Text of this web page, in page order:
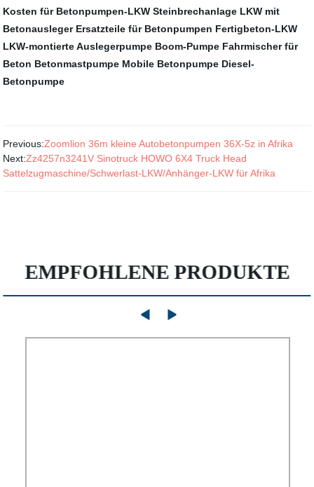
Kosten für Betonpumpen-LKW Steinbrechanlage LKW mit
Betonausleger Ersatzteile für Betonpumpen Fertigbeton-LKW
LKW-montierte Auslegerpumpe Boom-Pumpe Fahrmischer für
Beton Betonmastpumpe Mobile Betonpumpe Diesel-
Betonpumpe
Previous:Zoomlion 36m kleine Autobetonpumpen 36X-5z in Afrika
Next:Zz4257n3241V Sinotruck HOWO 6X4 Truck Head
Sattelzugmaschine/Schwerlast-LKW/Anhänger-LKW für Afrika
EMPFOHLENE PRODUKTE